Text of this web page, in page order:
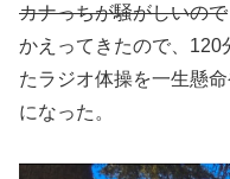
カナっちが騒がしいので
かえってきたので、120
たラジオ体操を一生懸
になった。